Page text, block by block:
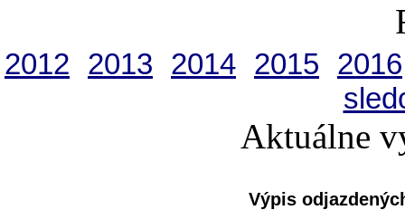
2012 2013 2014 2015
2016
Aktuálne
Výpis